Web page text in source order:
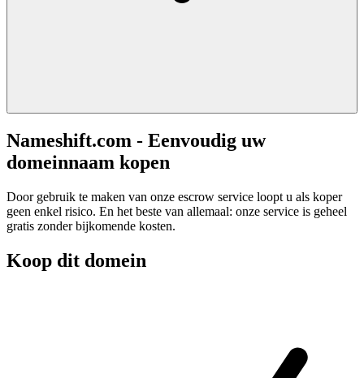
Nameshift.com - Eenvoudig uw
domeinnaam kopen
Door gebruik te maken van onze escrow service loopt u als koper
geen enkel risico. En het beste van allemaal: onze service is geheel
gratis zonder bijkomende kosten.
Koop dit domein